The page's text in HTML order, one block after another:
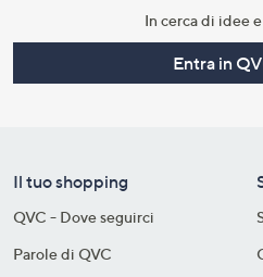
In cerca di idee
Entra in
Il tuo shopping
QVC - Dove seguirci
Parole di QVC